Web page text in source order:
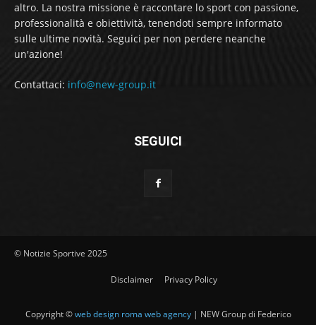
altro. La nostra missione è raccontare lo sport con passione,
professionalità e obiettività, tenendoti sempre informato
sulle ultime novità. Seguici per non perdere neanche
un'azione!
Contattaci: info@new-group.it
SEGUICI
© Notizie Sportive 2025
Disclaimer Privacy Policy
Copyright ©web design roma web agency| NEW Group di Federico